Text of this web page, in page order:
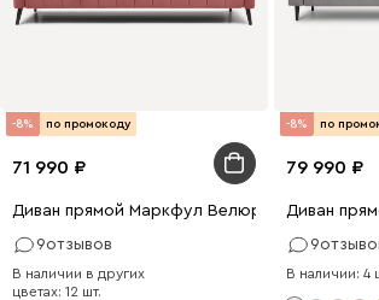
-8% по промокоду
71 990
Диван прямой Маркфул Велюр Розовый
9отзывов
В наличии в других
цветах: 12 шт.
-8% по
79 990
Диван
9
В наличии: 4